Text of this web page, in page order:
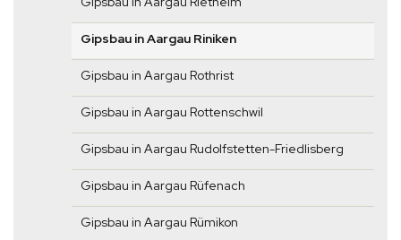
Gipsbau in Aargau Riniken
Gipsbau in Aargau Rothrist
Gipsbau in Aargau Rottenschwil
Gipsbau in Aargau Rudolfstetten-Friedlisberg
Gipsbau in Aargau Rüfenach
Gipsbau in Aargau Rümikon